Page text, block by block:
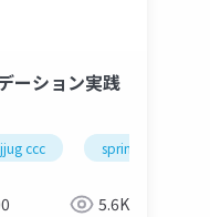
ーション実践
jjug ccc spring boot
5.6K